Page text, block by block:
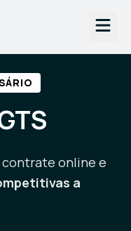
contrate online e
a